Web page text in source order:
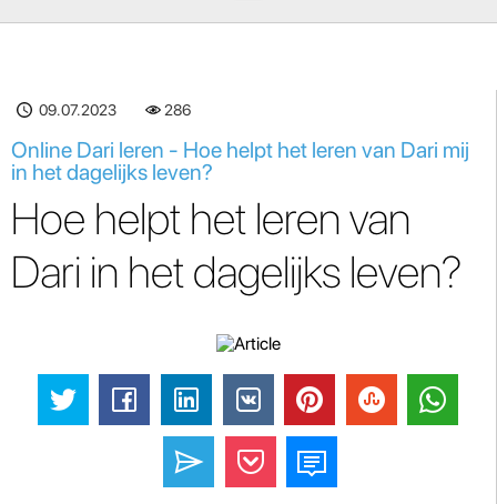
09.07.2023 286
Online Dari leren - Hoe helpt het leren van Dari mij
in het dagelijks leven?
Hoe helpt het leren van
Dari in het dagelijks leven?